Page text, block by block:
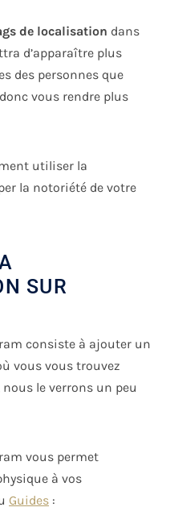
de localisation dans
d’apparaître plus
des personnes que
vous rendre plus
utiliser la
la notoriété de votre
SUR
consiste à ajouter un
vous vous trouvez
le verrons un peu
vous permet
à vos
Guides :